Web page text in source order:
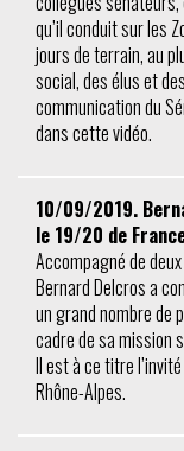
qu’il conduit sur les
jours de terrain, au
social, des élus et
communication du
dans cette vidéo.
10/09/2019.
le 19/20 de
Accompagné de
Bernard Delcros a
un grand nombre de
cadre de sa mission
Il est à ce titre
Rhône-Alpes.